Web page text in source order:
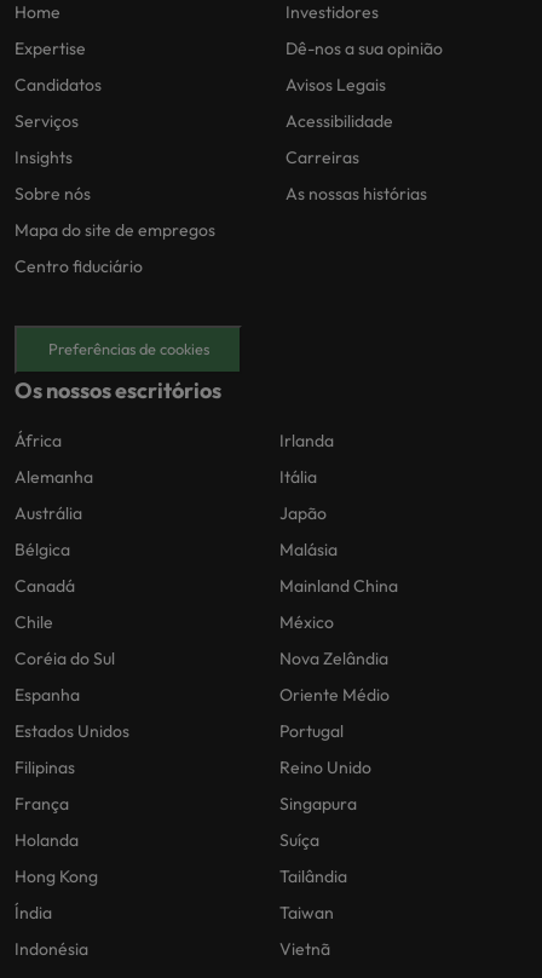
Home
Expertise
Candidatos
Serviços
Insights
Sobre nós
Mapa do site de empregos
Centro fiduciário
Investidores
Dê-nos a sua opinião
Avisos Legais
Acessibilidade
Carreiras
As nossas histórias
Preferências de cookies
Os nossos escritórios
África
Alemanha
Austrália
Bélgica
Canadá
Chile
Coréia do Sul
Espanha
Estados Unidos
Filipinas
França
Holanda
Hong Kong
Índia
Indonésia
Irlanda
Itália
Japão
Malásia
Mainland China
México
Nova Zelândia
Oriente Médio
Portugal
Reino Unido
Singapura
Suíça
Tailândia
Taiwan
Vietnã